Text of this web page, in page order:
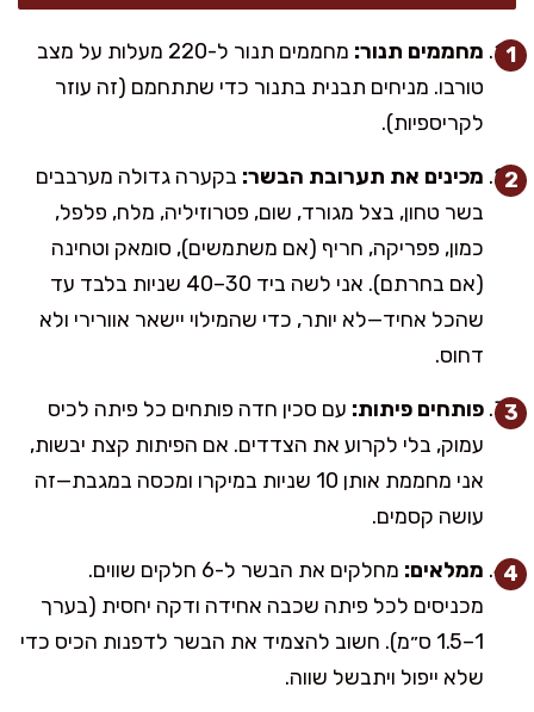
מחממים תנור:
מחממים תנור ל-220 מעלות על מצב
טורבו. מניחים תבנית בתנור כדי שתתחמם (זה עוזר
לקריספיות).
מכינים את תערובת הבשר: בקערה גדולה מערבבים
בשר טחון, בצל מגורד, שום, פטרוזיליה, מלח, פלפל,
כמון, פפריקה, חריף (אם משתמשים), סומאק וטחינה
(אם בחרתם). אני לשה ביד 30–40 שניות בלבד עד
שהכל אחיד—לא יותר, כדי שהמילוי יישאר אוורירי ולא
דחוס.
פותחים פיתות: עם סכין חדה פותחים כל פיתה לכיס
עמוק, בלי לקרוע את הצדדים. אם הפיתות קצת יבשות,
אני מחממת אותן 10 שניות במיקרו ומכסה במגבת—זה
עושה קסמים.
ממלאים:
מחלקים את הבשר ל-6 חלקים שווים.
מכניסים לכל פיתה שכבה אחידה ודקה יחסית (בערך
1–1.5 ס״מ). חשוב להצמיד את הבשר לדפנות הכיס כדי
שלא ייפול ויתבשל שווה.